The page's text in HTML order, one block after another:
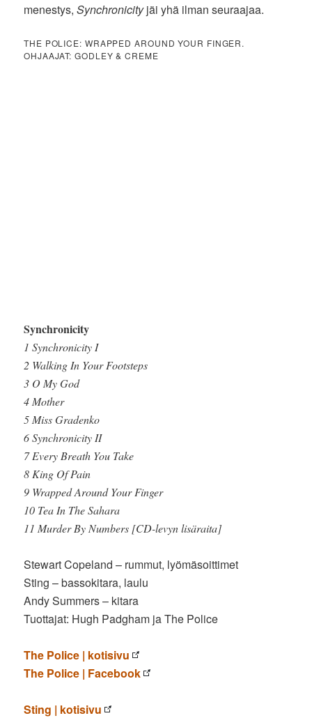
menestys,Synchronicityjäi yhä ilman seuraajaa.
THE POLICE: WRAPPED AROUND YOUR FINGER.
OHJAAJAT: GODLEY & CREME
Synchronicity
1 Synchronicity I
2 Walking In Your Footsteps
3 O My God
4 Mother
5 Miss Gradenko
6 Synchronicity II
7 Every Breath You Take
8 King Of Pain
9 Wrapped Around Your Finger
10 Tea In The Sahara
11 Murder By Numbers [CD-levyn lisäraita]
Stewart Copeland – rummut, lyömäsoittimet
Sting – bassokitara, laulu
Andy Summers – kitara
Tuottajat: Hugh Padgham ja The Police
The Police | kotisivu
The Police | Facebook
Sting | kotisivu